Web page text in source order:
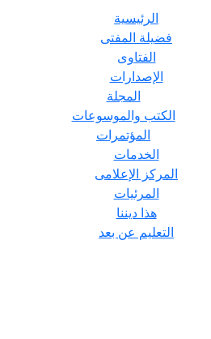
الرئيسية
فضيلة المفتى
الفتاوى
الإصدارات
المجلة
الكتب والموسوعات
المؤتمرات
الخدمات
المركز الإعلامى
المرئيات
هذا ديننا
التعليم عن بعد